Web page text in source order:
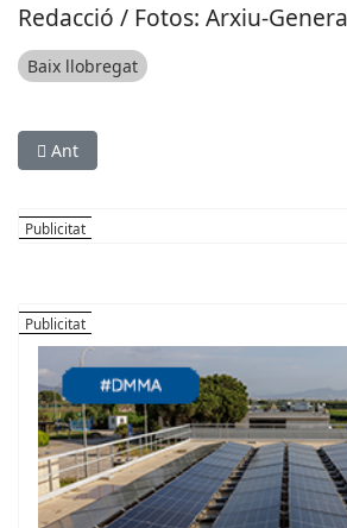
Redacció / Fotos: Arxiu-
Baix llobregat
Article anterior: Depana demana
Ant